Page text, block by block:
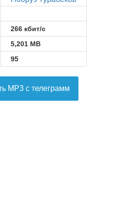
266 кбит/с
5,201 MB
95
MP3 с телеграмм